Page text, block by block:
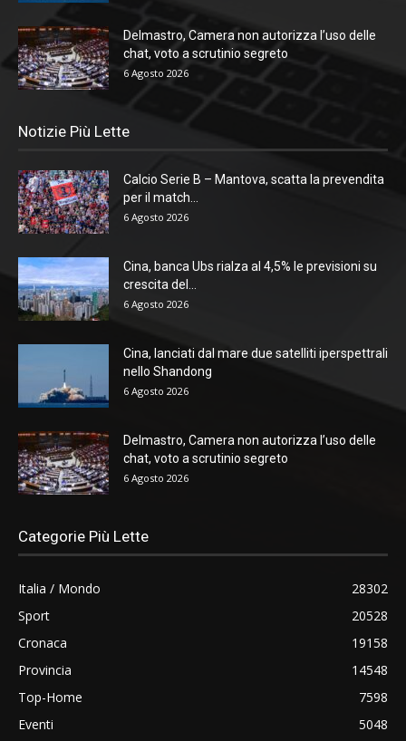
Delmastro, Camera non autorizza l’uso delle
chat, voto a scrutinio segreto
6 Agosto 2026
Notizie Più Lette
Calcio Serie B – Mantova, scatta la prevendita
per il match...
6 Agosto 2026
Cina, banca Ubs rialza al 4,5% le previsioni su
crescita del...
6 Agosto 2026
Cina, lanciati dal mare due satelliti iperspettrali
nello Shandong
6 Agosto 2026
Delmastro, Camera non autorizza l’uso delle
chat, voto a scrutinio segreto
6 Agosto 2026
Categorie Più Lette
Italia / Mondo
28302
Sport
20528
Cronaca
19158
Provincia
14548
Top-Home
7598
Eventi
5048